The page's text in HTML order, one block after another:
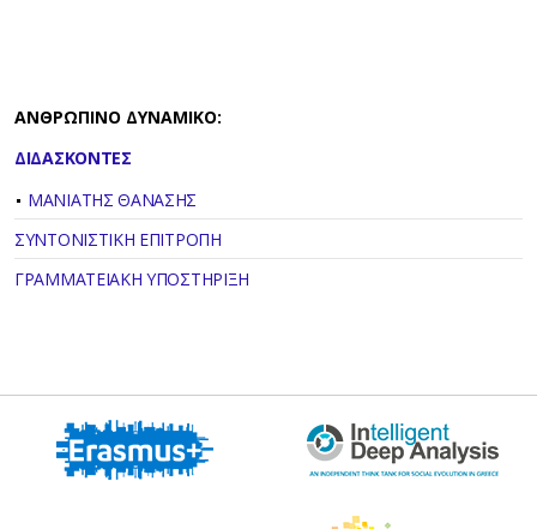
ΑΝΘΡΩΠΙΝΟ ΔΥΝΑΜΙΚΟ:
ΔΙΔΑΣΚΟΝΤΕΣ
ΜΑΝΙΑΤΗΣ ΘΑΝΑΣΗΣ
ΣΥΝΤΟΝΙΣΤΙΚΗ ΕΠΙΤΡΟΠΗ
ΓΡΑΜΜΑΤΕΙΑΚΗ ΥΠΟΣΤΗΡΙΞΗ